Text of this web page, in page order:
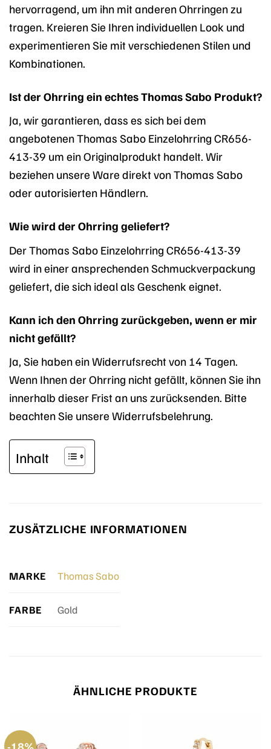
hervorragend, um ihn mit anderen Ohrringen zu
tragen. Kreieren Sie Ihren individuellen Look und
experimentieren Sie mit verschiedenen Stilen und
Kombinationen.
Ist der Ohrring ein echtes Thomas Sabo Produkt?
Ja, wir garantieren, dass es sich bei dem
angebotenen Thomas Sabo Einzelohrring CR656-
413-39 um ein Originalprodukt handelt. Wir
beziehen unsere Ware direkt von Thomas Sabo
oder autorisierten Händlern.
Wie wird der Ohrring geliefert?
Der Thomas Sabo Einzelohrring CR656-413-39
wird in einer ansprechenden Schmuckverpackung
geliefert, die sich ideal als Geschenk eignet.
Kann ich den Ohrring zurückgeben, wenn er mir
nicht gefällt?
Ja, Sie haben ein Widerrufsrecht von 14 Tagen.
Wenn Ihnen der Ohrring nicht gefällt, können Sie ihn
innerhalb dieser Frist an uns zurücksenden. Bitte
beachten Sie unsere Widerrufsbelehrung.
Inhalt
ZUSÄTZLICHE INFORMATIONEN
MARKE Thomas Sabo
FARBE Gold
ÄHNLICHE PRODUKTE
-18%